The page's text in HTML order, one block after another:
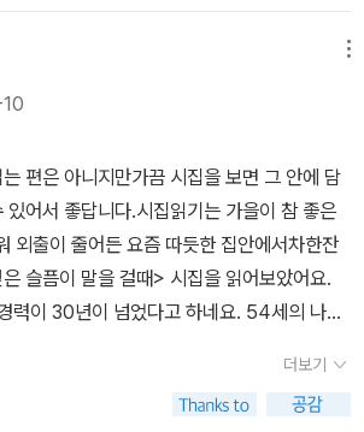
렇게 농익을 때까지 / 한자리에 얼마나 앉아
지나가고 / 한숨도 지나가고 //너를 낳아준
것 없겠고 //터질 것처럼 붉은 해 두 알 / 업
닥 //때 된 것들의 만남 / 향기가 낭자하다<
문 어쩌면 우리 역시 농익은 열매를 거두기 위
때론 군중속의 고독함에 몸을 떨게 될지라도
텨내야만 하는 것이 아닐까? 때론 비명도, 한
, 그런 세월을 한 자리에서 견뎌낸 후엔 내 삶
길 소망해본다. “때 된 것들의 만남 / 향기가
것을꽤 자라서야 알게 되었다.어떤 일들은
들기도 하고또 어떤 일들을 그 다리를 건너
사라지기도 했다.사랑하려 애쓰다 가는 것이
, 풍경 속에 하나의 점처럼 앉아 있던 순간,먼
다다시 내려와 앉은 풍경이 시가 되었다.그
정하지 않는다.푸른 바닷가 사방이 열린 누각
다.' 한순 시인의 첫 시집 서문이다. 오십대
살았던 사람으로 삶의 굵은 굴곡을 건넌 시
여긴다. 등단 후 첫 시집을 엮은 마음은 간단
의 섬세한 시각과 여성의 따스한 마음이 담겼
림 시인의 표현대로 '저렇게 농익을 때까지 한
'을까에 주목한다. 서툰 마음으로 첫 장을 넘
편은 아니지만가끔 시집을 보면 그 안에 담
있어서 좋답니다.시집읽기는 가을이 참 좋은
외출이 줄어든 요즘 따듯한 집안에서차한잔
슬픔이 말을 걸때> 시집을 읽어보았어요.
력이 30년이 넘었다고 하네요. 54세의 나이
써 살아온 저자의 인생을 시로 표현하셨다고
. ​ 54세인 작가가 살아온 인생을 담은 그
더보기